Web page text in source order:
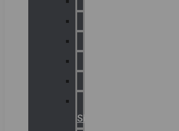
Signaling